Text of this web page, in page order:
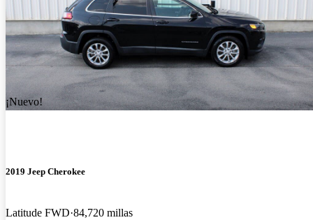
¡Nuevo!
2019 Jeep Cherokee
Latitude FWD 84,720 millas